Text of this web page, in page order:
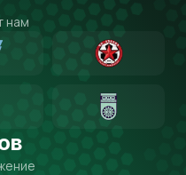
нам